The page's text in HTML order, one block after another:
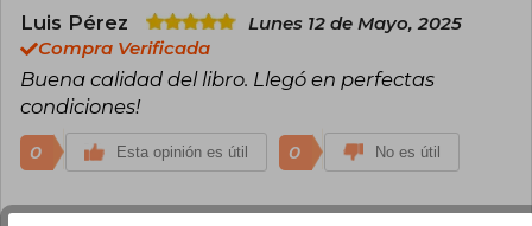
Luis Pérez
Lunes 12 de Mayo, 2025
Compra Verificada
Buena calidad del libro. Llegó en perfectas
condiciones!
0 Esta opinión es útil 0 No es útil